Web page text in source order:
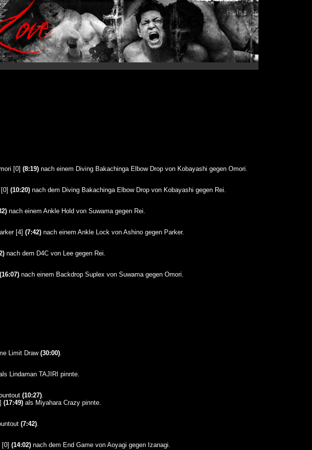
[0] (8:19)nach einem Diving Bakachinga Elbow Drop von Kobayashi gegen Omori.
(10:20)nach dem Diving Bakachinga Elbow Drop von Kobayashi gegen Rei.
nach einem Ankle Hold von Suwama gegen Rei.
[4] (7:42)nach einem Ankle Lock von Ashino gegen Parker.
nach dem D4C von Lee gegen Rei.
(16:07)nach einem Backdrop Suplex von Suwama gegen Omori.
Limit Draw (30:00).
Lindaman TAJIRI pinnte.
(10:27).
(17:49)als Miyahara Crazy pinnte.
(7:42).
[0] (14:02)nach dem End Game von Aoyagi gegen Izanagi.